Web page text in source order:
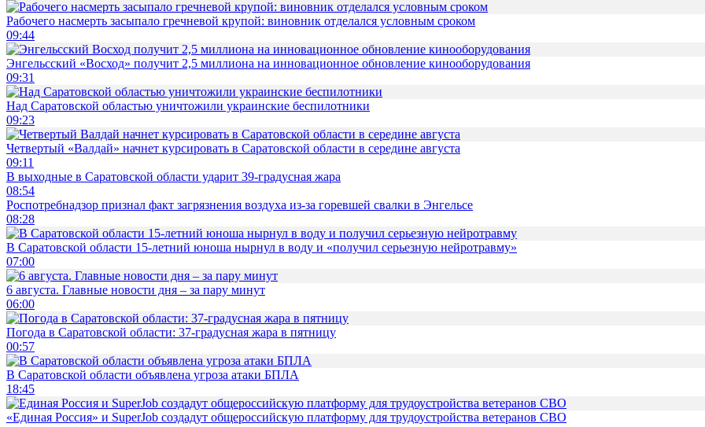
Рабочего насмерть засыпало гречневой крупой: виновник отделался условным сроком
09:44
Энгельсский «Восход» получит 2,5 миллиона на инновационное обновление кинооборудования
09:31
Над Саратовской областью уничтожили украинские беспилотники
09:23
Четвертый «Валдай» начнет курсировать в Саратовской области в середине августа
09:11
В выходные в Саратовской области ударит 39-градусная жара
08:54
Роспотребнадзор признал факт загрязнения воздуха из-за горевшей свалки в Энгельсе
08:28
В Саратовской области 15-летний юноша нырнул в воду и «получил серьезную нейротравму»
07:00
6 августа. Главные новости дня – за пару минут
06:00
Погода в Саратовской области: 37-градусная жара в пятницу
00:57
В Саратовской области объявлена угроза атаки БПЛА
18:45
«Единая Россия» и SuperJob создадут общероссийскую платформу для трудоустройства ветеранов СВО